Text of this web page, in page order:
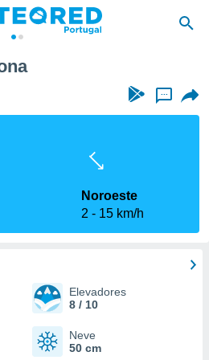
...
Noroeste
2
15 km/h
Elevadores
8 / 10
Neve
50 cm